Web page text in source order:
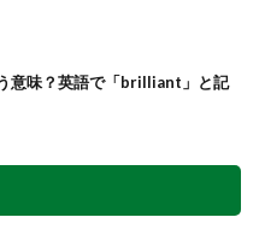
意味？英語で「brilliant」と記